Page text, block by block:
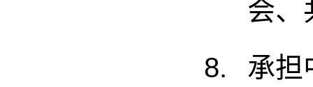
会、
承担